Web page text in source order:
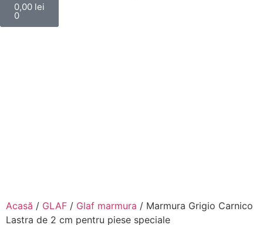
0,00 lei
0
Acasă / GLAF / Glaf marmura / Marmura Grigio Carnico
Lastra de 2 cm pentru piese speciale